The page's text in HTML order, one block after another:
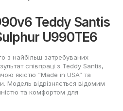
Teddy Santis
U990TE6
з найбільш затребуваних
співпраці з Teddy Santis,
якістю “Made in USA” та
Модель відрізняється відомим
та комфортом для